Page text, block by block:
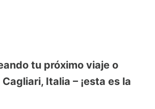
tu próximo viaje o
Italia – ¡esta es la